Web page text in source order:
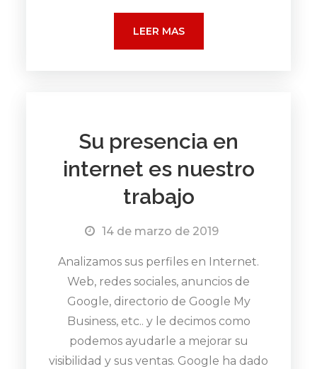
LEER MAS
Su presencia en
internet es nuestro
trabajo
14 de marzo de 2019
Analizamos sus perfiles en Internet.
Web, redes sociales, anuncios de
Google, directorio de Google My
Business, etc.. y le decimos como
podemos ayudarle a mejorar su
visibilidad y sus ventas. Google ha dado